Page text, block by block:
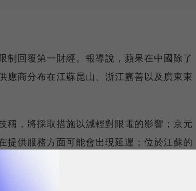
制回覆第一財經。報導說，蘋果在中國除了
應商分布在江蘇昆山、浙江嘉善以及廣東東
稱，將採取措施以減輕對限電的影響；京元
提供服務方面可能會出現延遲；位於江蘇的
量，將其整體用電量至少減少10%。